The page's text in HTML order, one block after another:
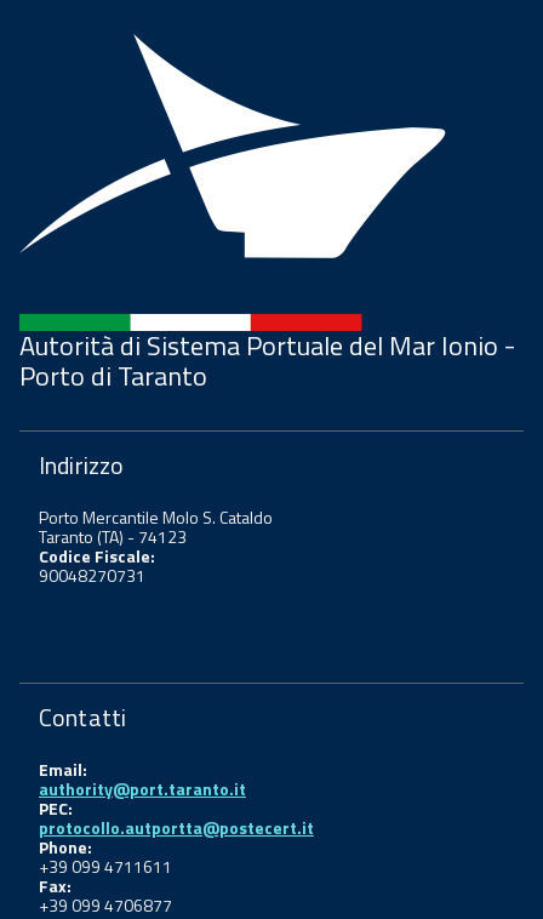
Autorità di Sistema Portuale del Mar Ionio -
Porto di Taranto
Indirizzo
Porto Mercantile Molo S. Cataldo
Taranto (TA) - 74123
Codice Fiscale:
90048270731
Contatti
Email:
authority@port.taranto.it
PEC:
protocollo.autportta@postecert.it
Phone:
+39 099 4711611
Fax:
+39 099 4706877